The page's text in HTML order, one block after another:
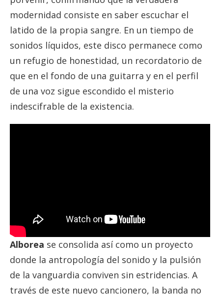
modernidad consiste en saber escuchar el
latido de la propia sangre. En un tiempo de
sonidos líquidos, este disco permanece como
un refugio de honestidad, un recordatorio de
que en el fondo de una guitarra y en el perfil
de una voz sigue escondido el misterio
indescifrable de la existencia.
Alborea se consolida así como un proyecto
donde la antropología del sonido y la pulsión
de la vanguardia conviven sin estridencias. A
través de este nuevo cancionero, la banda no